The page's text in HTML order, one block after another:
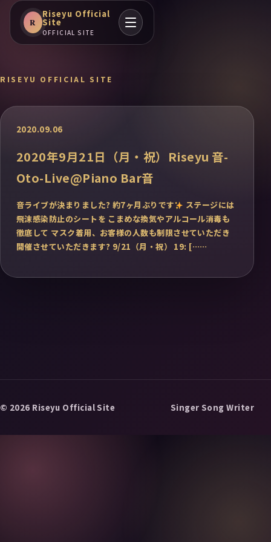
R
Riseyu Official
Site
OFFICIAL SITE
RISEYU OFFICIAL SITE
2020.09.06
2020年9月21日（月・祝）Riseyu 音-
Oto-Live@Piano Bar音
音ライブが決まりました? 約7ヶ月ぶりです
ステージには
飛沫感染防止のシートを こまめな換気やアルコール消毒も
徹底して マスク着用、お客様の人数も制限させていただき
開催させていただきます? 9/21（月・祝） 19: [……
© 2026 Riseyu Official Site Singer Song Writer